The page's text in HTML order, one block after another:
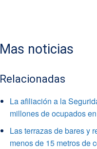
Mas noticias
Relacionadas
La afiliación a la
millones de ocupados
Las terrazas de bares y
menos de 15 metros de